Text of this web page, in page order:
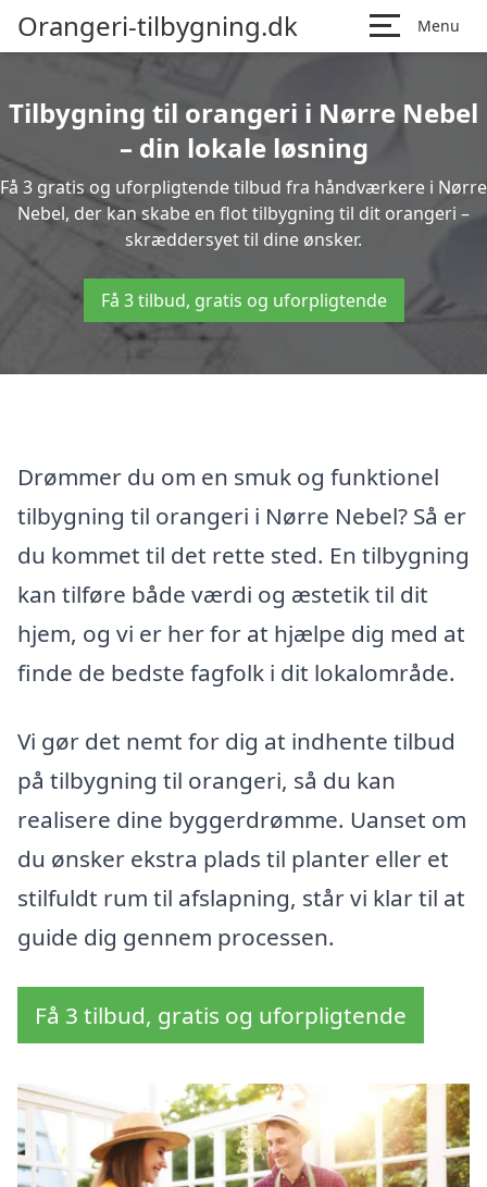
Orangeri-tilbygning.dk Menu
Tilbygning til orangeri i Nørre Nebel
– din lokale løsning
Få 3 gratis og uforpligtende tilbud fra håndværkere i Nørre
Nebel, der kan skabe en flot tilbygning til dit orangeri –
skræddersyet til dine ønsker.
Få 3 tilbud, gratis og uforpligtende
Drømmer du om en smuk og funktionel
tilbygning til orangeri i Nørre Nebel? Så er
du kommet til det rette sted. En tilbygning
kan tilføre både værdi og æstetik til dit
hjem, og vi er her for at hjælpe dig med at
finde de bedste fagfolk i dit lokalområde.
Vi gør det nemt for dig at indhente tilbud
på tilbygning til orangeri, så du kan
realisere dine byggerdrømme. Uanset om
du ønsker ekstra plads til planter eller et
stilfuldt rum til afslapning, står vi klar til at
guide dig gennem processen.
Få 3 tilbud, gratis og uforpligtende